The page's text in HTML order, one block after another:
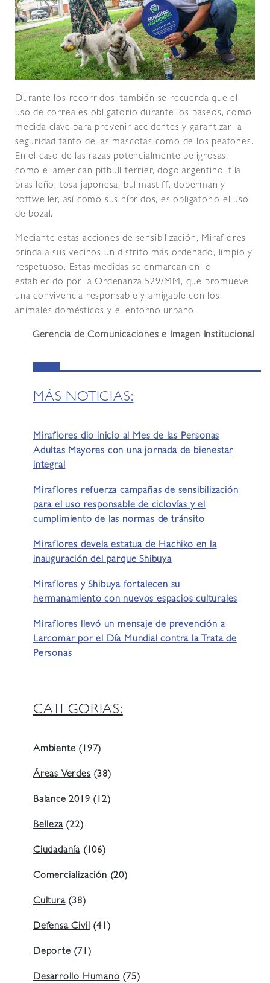
Durante los recorridos, también se recuerda que el
uso de correa es obligatorio durante los paseos, como
medida clave para prevenir accidentes y garantizar la
seguridad tanto de las mascotas como de los peatones.
En el caso de las razas potencialmente peligrosas,
como el american pitbull terrier, dogo argentino, fila
brasileño, tosa japonesa, bullmastiff, doberman y
rottweiler, así como sus híbridos, es obligatorio el uso
de bozal.
Mediante estas acciones de sensibilización, Miraflores
brinda a sus vecinos un distrito más ordenado, limpio y
respetuoso. Estas medidas se enmarcan en lo
establecido por la Ordenanza 529/MM, que promueve
una convivencia responsable y amigable con los
animales domésticos y el entorno urbano.
Gerencia de Comunicaciones e Imagen Institucional
MÁS NOTICIAS:
Miraflores dio inicio al Mes de las Personas
Adultas Mayores con una jornada de bienestar
integral
Miraflores refuerza campañas de sensibilización
para el uso responsable de ciclovías y el
cumplimiento de las normas de tránsito
Miraflores devela estatua de Hachiko en la
inauguración del parque Shibuya
Miraflores y Shibuya fortalecen su
hermanamiento con nuevos espacios culturales
Miraflores llevó un mensaje de prevención a
Larcomar por el Día Mundial contra la Trata de
Personas
CATEGORIAS:
Ambiente (197)
Áreas Verdes (38)
Balance 2019 (12)
Belleza(22)
Ciudadanía (106)
Comercialización (20)
Cultura(38)
Defensa Civil (41)
Deporte (71)
Desarrollo Humano (75)